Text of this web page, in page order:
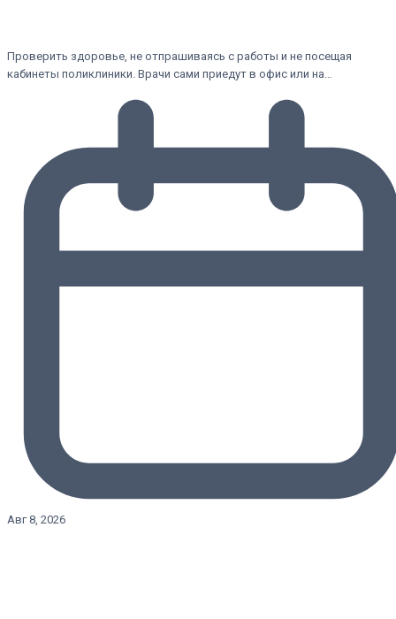
Проверить здоровье, не отпрашиваясь с работы и не посещая
кабинеты поликлиники. Врачи сами приедут в офис или на…
Авг 8, 2026